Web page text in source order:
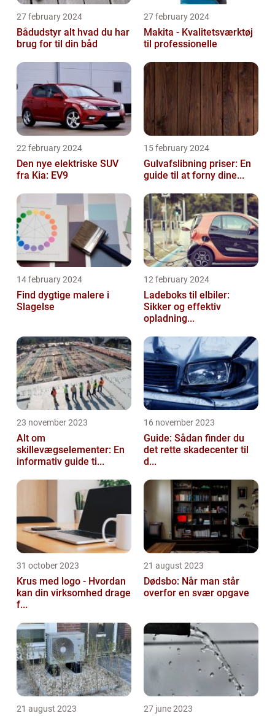
27 february 2024
Bådudstyr alt hvad du har
brug for til din båd
27 february 2024
Makita - Kvalitetsværktøj
til professionelle
22 february 2024
Den nye elektriske SUV
fra Kia: EV9
15 february 2024
Gulvafslibning priser: En
guide til at forny dine...
14 february 2024
Find dygtige malere i
Slagelse
12 february 2024
Ladeboks til elbiler:
Sikker og effektiv
opladning...
23 november 2023
Alt om
skillevægselementer: En
informativ guide ti...
16 november 2023
Guide: Sådan finder du
det rette skadecenter til
d...
31 october 2023
Krus med logo - Hvordan
kan din virksomhed drage
f...
21 august 2023
Dødsbo: Når man står
overfor en svær opgave
21 august 2023 27 june 2023